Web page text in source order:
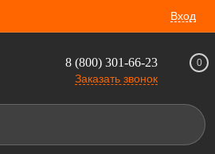
Вход
8 (800) 301-66-23
Заказать звонок
0